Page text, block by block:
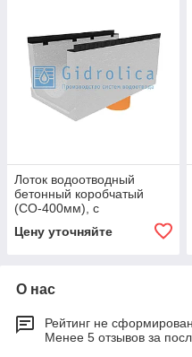
Лоток водоотводный
бетонный коробчатый
(СО-400мм), с
100.54(40).47,5(39,5) -
Цену уточняйте
О нас
Рейтинг не сформирован
Менее 5 отзывов за